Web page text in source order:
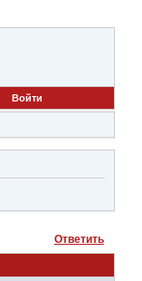
Войти
Ответить